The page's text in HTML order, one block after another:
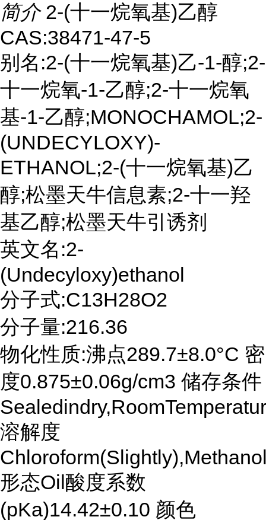
简介 2-(十一烷氧基)乙醇
CAS:38471-47-5
别名:2-(十一烷氧基)乙-1-醇;2-
十一烷氧-1-乙醇;2-十一烷氧
基-1-乙醇;MONOCHAMOL;2-
(UNDECYLOXY)-
ETHANOL;2-(十一烷氧基)乙
醇;松墨天牛信息素;2-十一羟
基乙醇;松墨天牛引诱剂
英文名:2-
(Undecyloxy)ethanol
分子式:C13H28O2
分子量:216.36
物化性质:沸点289.7±8.0°C 密
度0.875±0.06g/cm3 储存条件
溶解度
形态Oil酸度系数
(pKa)14.42±0.10 颜色